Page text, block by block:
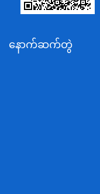
သယံဇာတနှင့်ပတ်ဝန်း
အလုပ်သမား၊လူဝင်
နောက်ဆက်တွဲ